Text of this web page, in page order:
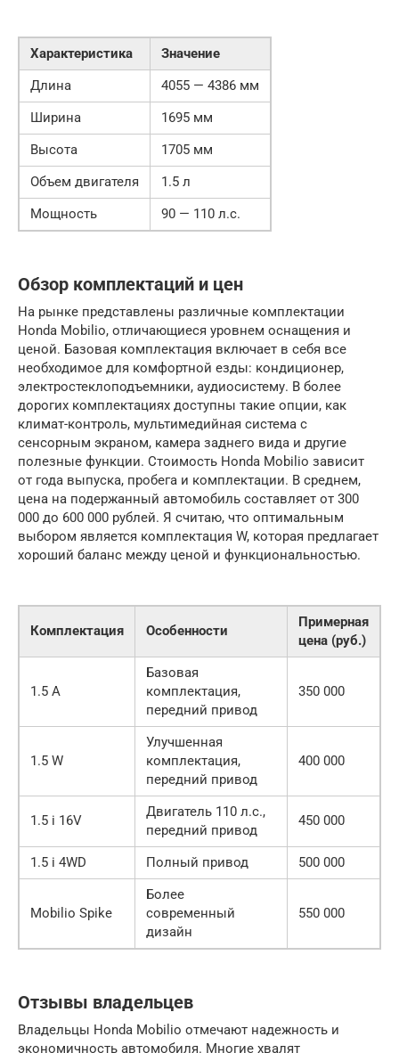
Характеристика
Значение
Длина
4055 — 4386 мм
Ширина
1695 мм
Высота
1705 мм
Объем двигателя
1.5 л
Мощность
90 — 110 л.с.
Обзор комплектаций и цен
На рынке представлены различные комплектации
Honda Mobilio, отличающиеся уровнем оснащения и
ценой. Базовая комплектация включает в себя все
необходимое для комфортной езды: кондиционер,
электростеклоподъемники, аудиосистему. В более
дорогих комплектациях доступны такие опции, как
климат-контроль, мультимедийная система с
сенсорным экраном, камера заднего вида и другие
полезные функции. Стоимость Honda Mobilio зависит
от года выпуска, пробега и комплектации. В среднем,
цена на подержанный автомобиль составляет от 300
000 до 600 000 рублей. Я считаю, что оптимальным
выбором является комплектация W, которая предлагает
хороший баланс между ценой и функциональностью.
Комплектация Особенности
Примерная
цена (руб.)
1.5 A
Базовая
комплектация,
передний привод
350 000
1.5 W
Улучшенная
комплектация,
передний привод
400 000
1.5 i 16V
Двигатель 110 л.с.,
передний привод
450 000
1.5 i 4WD Полный привод 500 000
Mobilio Spike
Более
современный
дизайн
550 000
Отзывы владельцев
Владельцы Honda Mobilio отмечают надежность и
экономичность автомобиля. Многие хвалят